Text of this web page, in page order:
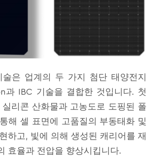
술은 업계의 두 가지 첨단 태양전지
과 IBC 기술을 결합한 것입니다. 첫
리콘 산화물과 고농도로 도핑된 폴
해 셀 표면에 고품질의 부동태화 및
하고, 빛에 의해 생성된 캐리어를 재
효율과 전압을 향상시킵니다.